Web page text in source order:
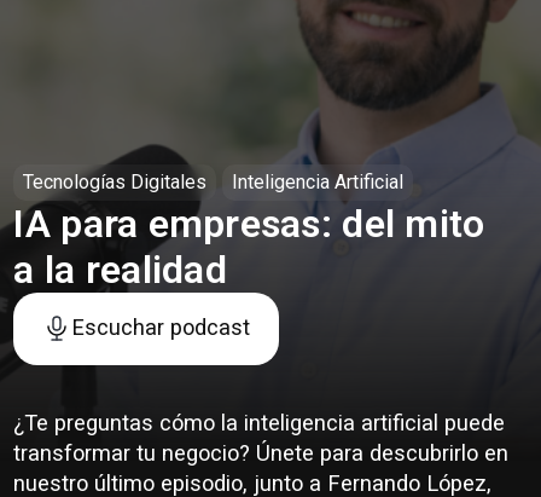
Tecnologías Digitales Inteligencia Artificial
IA para empresas: del mito
a la realidad
Escuchar podcast
¿Te preguntas cómo la inteligencia artificial puede
transformar tu negocio? Únete para descubrirlo en
nuestro último episodio, junto a Fernando López,